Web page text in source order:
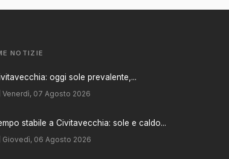
NOTIZIE
oggi sole prevalente,...
Venerdì, 07 Agosto 2026
stabile a Civitavecchia: sole e caldo...
Giovedì, 06 Agosto 2026